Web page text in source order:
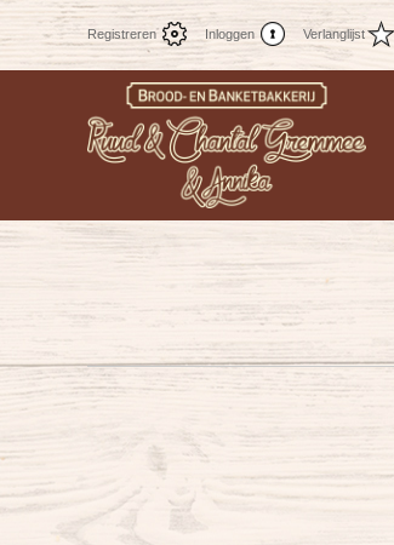
Registreren Inloggen Verlanglijst